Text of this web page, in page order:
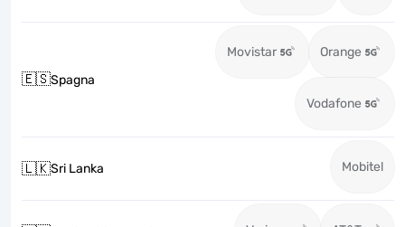
🇪🇸Spagna
Movistar Orange
Vodafone
🇱🇰Sri Lanka Mobitel